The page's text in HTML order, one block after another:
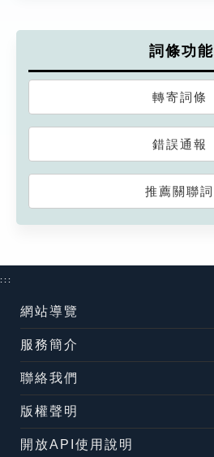
詞條功能
轉寄詞條
錯誤通報
推薦關聯詞
:::
網站導覽
服務簡介
聯絡我們
版權聲明
開放API使用說明